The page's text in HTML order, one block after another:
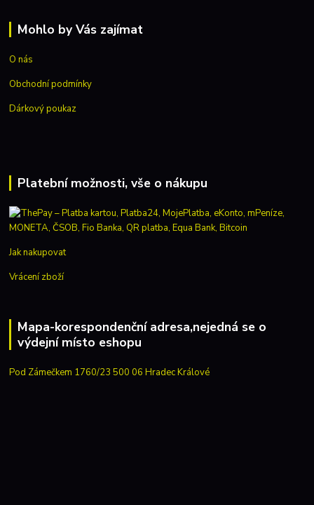
Mohlo by Vás zajímat
O nás
Obchodní podmínky
Dárkový poukaz
Platební možnosti, vše o nákupu
Jak nakupovat
Vrácení zboží
Mapa-korespondenční adresa,nejedná se o
výdejní místo eshopu
Pod Zámečkem 1760/23 500 06 Hradec Králové